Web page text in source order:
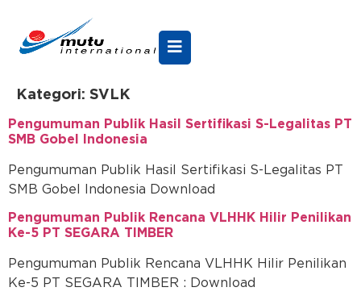
Kategori: SVLK
Pengumuman Publik Hasil Sertifikasi S-Legalitas PT
SMB Gobel Indonesia
Pengumuman Publik Hasil Sertifikasi S-Legalitas PT
SMB Gobel Indonesia Download
Pengumuman Publik Rencana VLHHK Hilir Penilikan
Ke-5 PT SEGARA TIMBER
Pengumuman Publik Rencana VLHHK Hilir Penilikan
Ke-5 PT SEGARA TIMBER : Download